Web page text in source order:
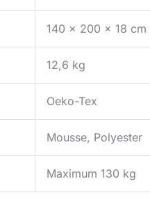
140 x 200 x 18 cm
12,6 kg
Oeko-Tex
Mousse, Polyester
Maximum 130 kg